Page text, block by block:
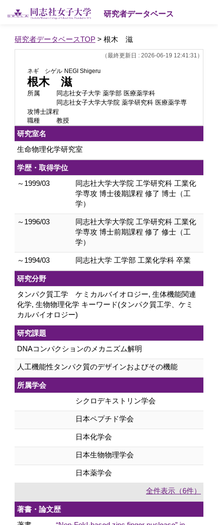
研究者データベース
研究者データベースTOP > 根木 滋
（最終更新日 : 2026-06-19 12:41:31）
ネギ シゲル NEGI Shigeru
根木 滋
所属
同志社女子大学 薬学部 医療薬学科
同志社女子大学大学院 薬学研究科 医療薬学専
攻博士課程
職種
教授
研究室名
生命物理化学研究室
学歴・取得学位
～1999/03
同志社大学大学院 工学研究科 工業化
学専攻 博士後期課程 修了 博士（工
学）
～1996/03
同志社大学大学院 工学研究科 工業化
学専攻 博士前期課程 修了 修士（工
学）
～1994/03 同志社大学 工学部 工業化学科 卒業
研究分野
タンパク質工学 ケミカルバイオロジー, 生体機能関連
化学, 生物物理化学 キーワード(タンパク質工学、ケミ
カルバイオロジー)
研究課題
DNAコンパクションのメカニズム解明
人工機能性タンパク質のデザインおよびその機能
所属学会
シクロデキストリン学会
日本ペプチド学会
日本化学会
日本生物物理学会
日本薬学会
全件表示（6件）
著書・論文歴